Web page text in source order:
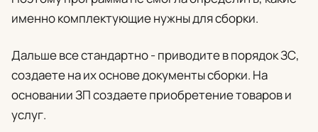
именно комплектующие нужны для сборки.
Дальше все стандартно - приводите в порядок ЗС,
создаете на их основе документы сборки. На
основании ЗП создаете приобретение товаров и
услуг.